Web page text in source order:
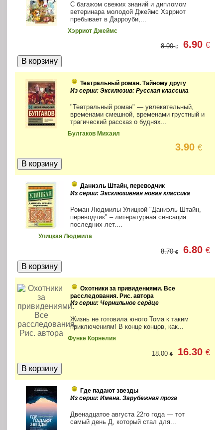
С багажом свежих знаний и дипломом
ветеринара молодой Джеймс Хэрриот
пребывает в Дарроуби,...
Хэрриот Джеймс
8.90€ 6.90€
Театральный роман. Тайному другу
Из серии: Эксклюзив: Русская классика
"Театральный роман" — увлекательный,
временами смешной, временами грустный и
трагический рассказ о буднях...
Булгаков Михаил
3.90€
Даниэль Штайн, переводчик
Из серии: Эксклюзивная новая классика
Роман Людмилы Улицкой "Даниэль Штайн,
переводчик" – литературная сенсация
последних лет....
Улицкая Людмила
8.70€ 6.80€
Охотники за привидениями. Все
расследования. Рис. автора
Из серии: Чернильное сердце
Жизнь не готовила юного Тома к таким
приключениям! В конце концов, как...
Функе Корнелия
18.00€ 16.30€
Где падают звезды
Из серии: Имена. Зарубежная проза
Двенадцатое августа 22го года — тот
самый день Д, который стал для...